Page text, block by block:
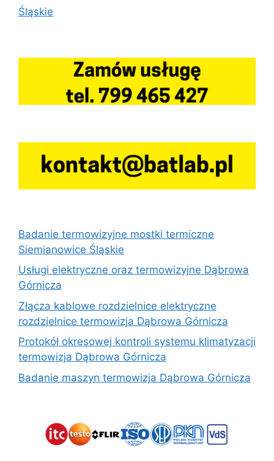
Śląskie
Badanie termowizyjne mostki termiczne
Siemianowice Śląskie
Usługi elektryczne oraz termowizyjne Dąbrowa
Górnicza
Złącza kablowe rozdzielnice elektryczne
rozdzielnice termowizja Dąbrowa Górnicza
Protokół okresowej kontroli systemu klimatyzacji
termowizja Dąbrowa Górnicza
Badanie maszyn termowizja Dąbrowa Górnicza